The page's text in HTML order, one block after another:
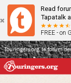
Read
Tapatalk
FREE - on
Touringers.org, le forum